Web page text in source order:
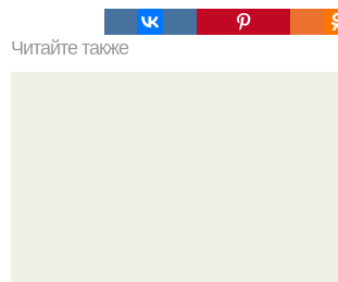
Читайте также